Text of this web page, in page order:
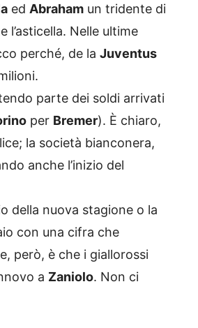
ed Abraham un tridente di
Nelle ultime
perché, de la Juventus
parte dei soldi arrivati
per Bremer). È chiaro,
la società bianconera,
anche l’inizio del
della nuova stagione o la
con una cifra che
però, è che i giallorossi
a Zaniolo. Non ci